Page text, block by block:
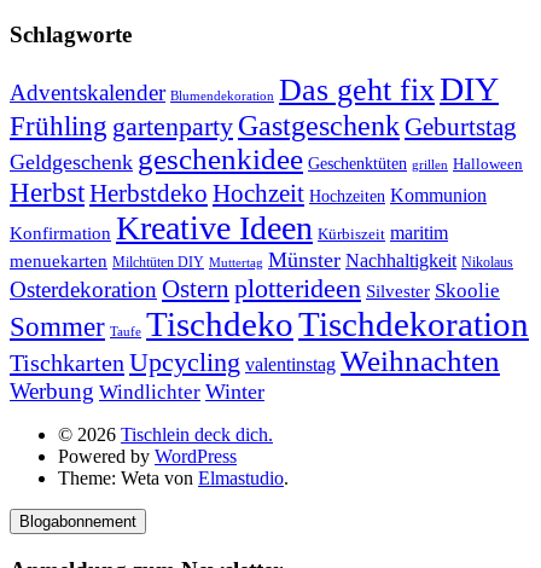
Schlagworte
Adventskalender Blumendekoration Das geht fixDIY
Frühling gartenparty GastgeschenkGeburtstag
Geldgeschenk geschenkidee Geschenktüten grillen Halloween
HerbstHerbstdeko Hochzeit Hochzeiten Kommunion
Konfirmation Kreative Ideen Kürbiszeit maritim
menuekarten Milchtüten DIY Muttertag Münster Nachhaltigkeit Nikolaus
OsterdekorationOstern plotterideen Silvester Skoolie
Sommer Taufe TischdekoTischdekoration
TischkartenUpcycling valentinstag Weihnachten
Werbung Windlichter Winter
© 2026 Tischlein deck dich.
Powered by WordPress
Theme: Weta von Elmastudio.
Blogabonnement